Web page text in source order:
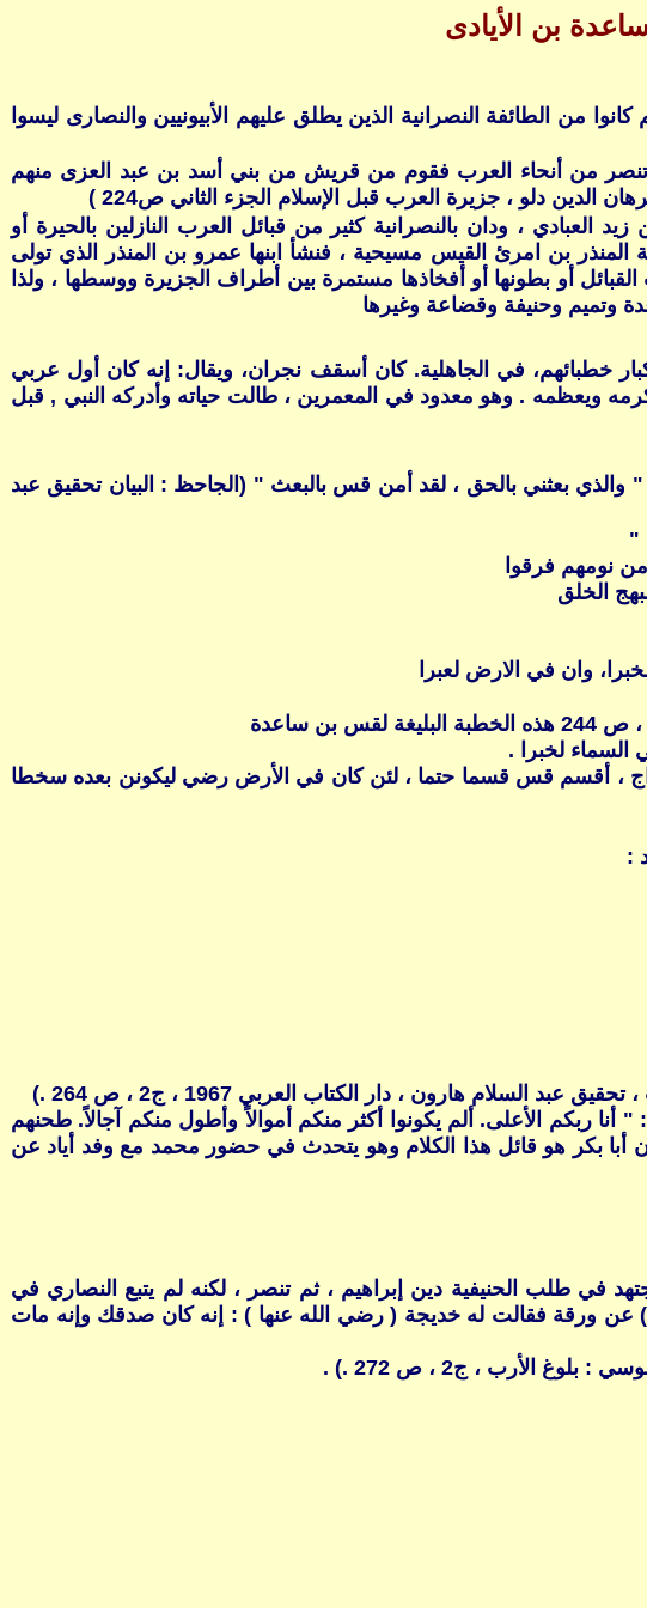
بن الأيادى
الطائفة النصرانية الذين يطلق عليهم الأبيونيين والنصارى ليسوا
تنصر من أنحاء العرب فقوم من قريش من بني أسد بن عبد العزى منهم
دلو ، جزيرة العرب قبل الإسلام الجزء الثاني ص224 )
، ودان بالنصرانية كثير من قبائل العرب النازلين بالحيرة أو
بن امرئ القيس مسيحية ، فنشأ ابنها عمرو بن المنذر الذي تولى
وكانت تنقلات القبائل أو بطونها أو أفخاذها مستمرة بين أطراف الجزيرة ووسطها ، ولذا
وتميم وحنيفة وقضاعة وغيرها
إياد: أحد حكماء العرب، ومن كبار خطبائهم، في الجاهلية. كان أسقف نجران، ويقال: إنه كان أول عربي
ويعظمه . وهو معدود في المعمرين ، طالت حياته وأدركه النبي , قبل
بعثني بالحق ، لقد أمن قس بالبعث " (الجاحظ : البيان تحقيق عبد
"
نومهم فرقوا
الخلق
وان في الارض لعبرا
لخبرا .
، أقسم قس قسما حتما ، لئن كان في الأرض رضي ليكونن بعده سخطا
:
هارون ، دار الكتاب العربي 1967 ، ج2 ، ص 264 .)
الأعلى. ألم يكونوا أكثر منكم أموالاً وأطول منكم آجالاً. طحنهم
بالية. وبيوتهم خاوية. عمَّرتها الذئاب العاوية "(1). وذكر ابن كثير أن أبا بكر هو قائل هذا الكلام وهو يتحدث في حضور محمد مع وفد أياد عن
في طلب الحنيفية دين إبراهيم ، ثم تنصر ، لكنه لم يتبع النصاري في
الله ( صلى الله عليه وسلم ) عن ورقة فقالت له خديجة ( رضي الله عنها ) : إنه كان صدقك وإنه مات
الأرب ، ج2 ، ص 272 .) .